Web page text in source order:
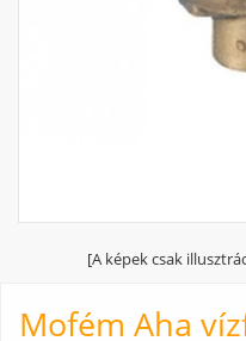
[A képek csak
Mofém Aha